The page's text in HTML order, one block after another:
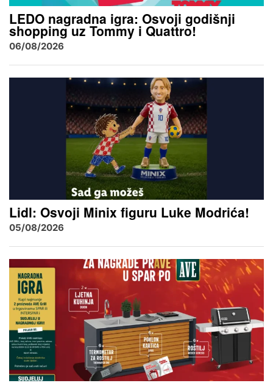
LEDO nagradna igra: Osvoji godišnji
shopping uz Tommy i Quattro!
06/08/2026
Lidl: Osvoji Minix figuru Luke Modrića!
05/08/2026